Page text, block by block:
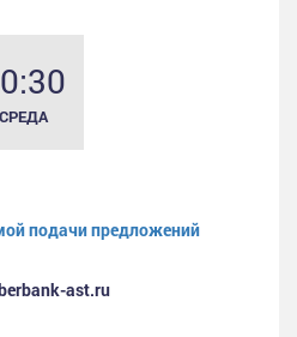
СРЕДА
подачи предложений
ast.ru